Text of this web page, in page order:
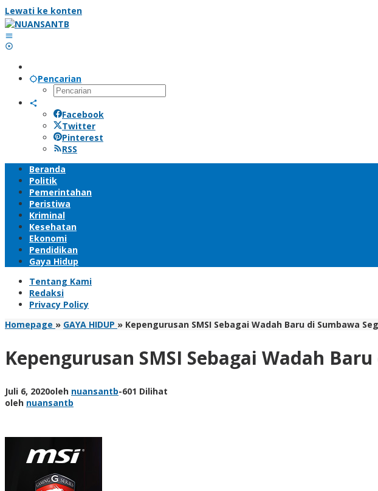
Lewati ke konten
Pencarian
Facebook
Twitter
Pinterest
RSS
Beranda
Politik
Pemerintahan
Peristiwa
Kriminal
Kesehatan
Ekonomi
Pendidikan
Gaya Hidup
Tentang Kami
Redaksi
Privacy Policy
Homepage » GAYA HIDUP » Kepengurusan SMSI Sebagai Wadah Baru di Sumbawa
Kepengurusan SMSI Sebagai Wadah
Juli 6, 2020oleh nuansantb-601 Dilihat
oleh nuansantb